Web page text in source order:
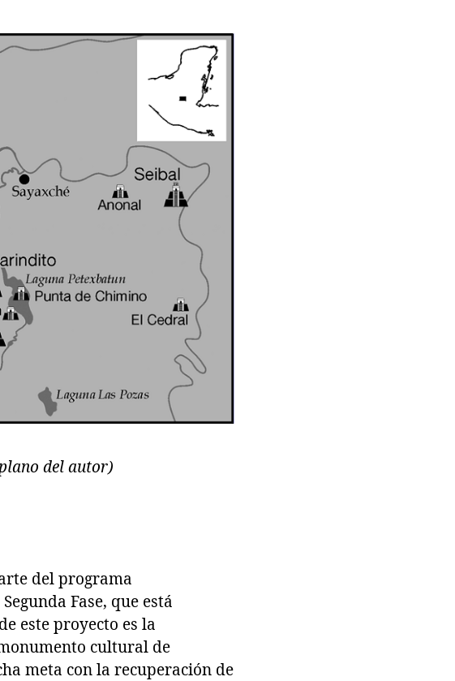
del autor)
del programa
Fase, que está
este proyecto es la
cultural de
meta con la recuperación de